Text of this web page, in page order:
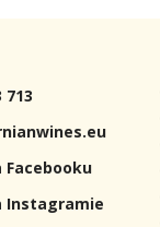
713
Facebooku
Instagramie